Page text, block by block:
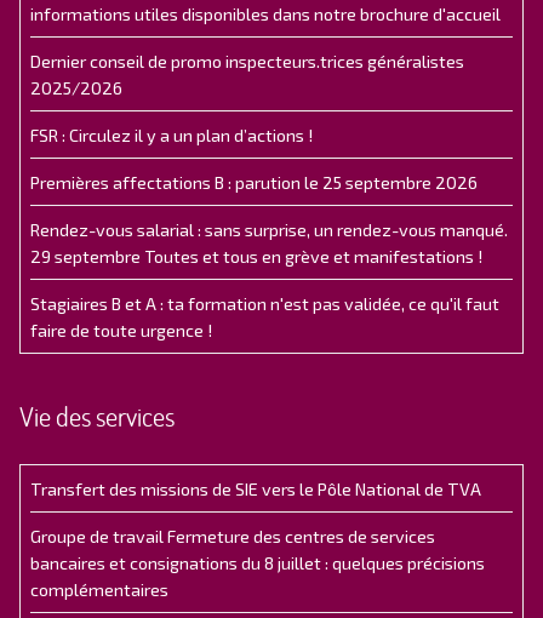
informations utiles disponibles dans notre brochure d'accueil
Dernier conseil de promo inspecteurs.trices généralistes
2025/2026
FSR : Circulez il y a un plan d’actions !
Premières affectations B : parution le 25 septembre 2026
Rendez-vous salarial : sans surprise, un rendez-vous manqué.
29 septembre Toutes et tous en grève et manifestations !
Stagiaires B et A : ta formation n'est pas validée, ce qu'il faut
faire de toute urgence !
Vie des services
Transfert des missions de SIE vers le Pôle National de TVA
Groupe de travail Fermeture des centres de services
bancaires et consignations du 8 juillet : quelques précisions
complémentaires